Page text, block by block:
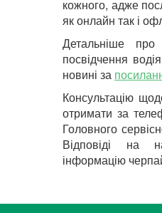
кожного, адже
як онлайн так і
Детальніше
посвідчення
новині за
Консультацію
отримати за
Головного
Відповіді на
інформацію